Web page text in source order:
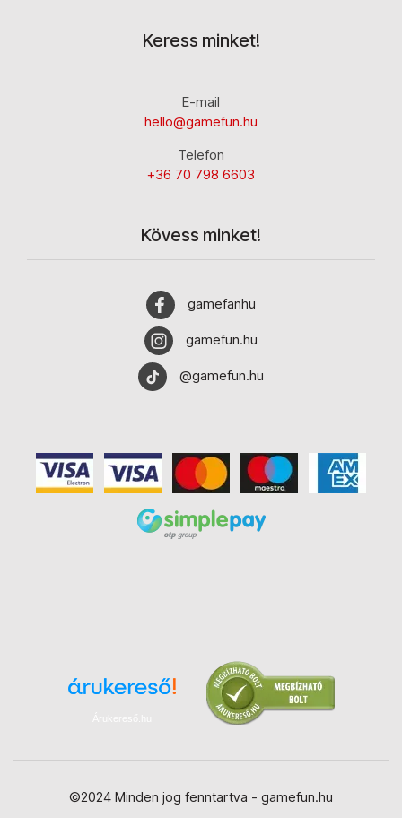
Keress minket!
E-mail
hello@gamefun.hu
Telefon
+36 70 798 6603
Kövess minket!
gamefanhu
gamefun.hu
@gamefun.hu
Árukereső.hu
©2024 Minden jog fenntartva - gamefun.hu